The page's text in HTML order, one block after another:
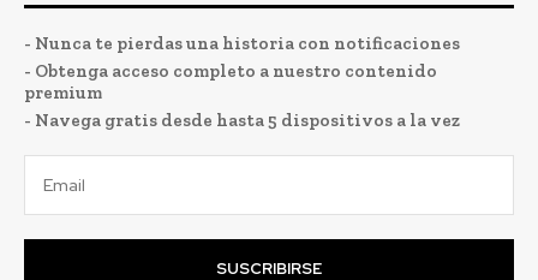
- Nunca te pierdas una historia con notificaciones
- Obtenga acceso completo a nuestro contenido
premium
- Navega gratis desde hasta 5 dispositivos a la vez
SUSCRIBIRSE